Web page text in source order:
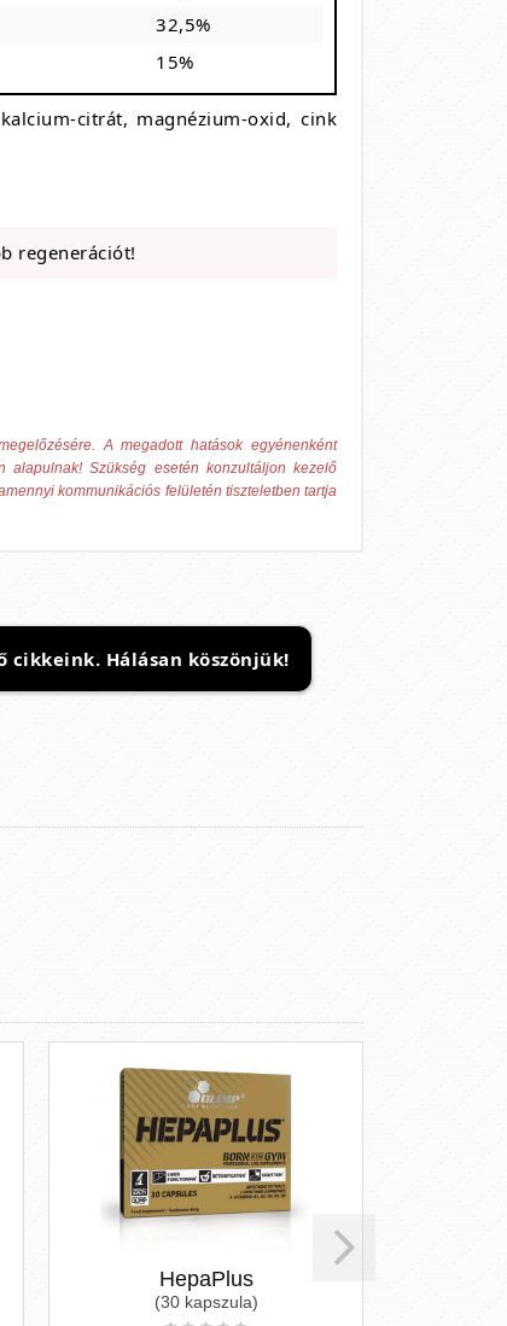
32,5%
15%
citrát, magnézium-oxid, cink
regenerációt!
A megadott hatások egyénenként
alapulnak! Szükség esetén konzultáljon kezelő
kommunikációs felületén tiszteletben tartja
Hálásan köszönjük!
HepaPlus
(30 kapszula)